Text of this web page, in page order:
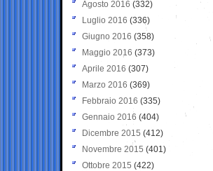
Agosto 2016 (332)
Luglio 2016 (336)
Giugno 2016 (358)
Maggio 2016 (373)
Aprile 2016 (307)
Marzo 2016 (369)
Febbraio 2016 (335)
Gennaio 2016 (404)
Dicembre 2015 (412)
Novembre 2015 (401)
Ottobre 2015 (422)